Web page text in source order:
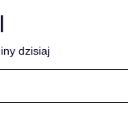
dzisiaj